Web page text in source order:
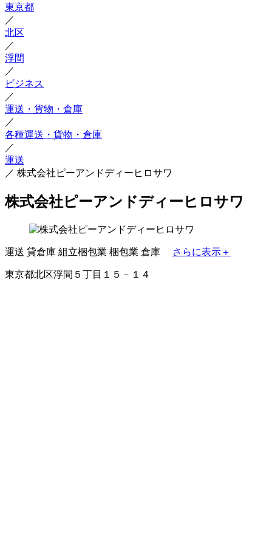
東京都
／
北区
／
浮間
／
ビジネス
／
運送・貨物・倉庫
／
各種運送・貨物・倉庫
／
運送
／ 株式会社ピーアンドディーヒロサワ
株式会社ピーアンドディーヒロサワ
運送 貸倉庫 組立梱包業 梱包業 倉庫 さらに表示＋
東京都北区浮間５丁目１５－１４